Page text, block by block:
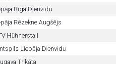
Riga Dienvidu
Rēzekne Augšējs
Hühnerstall
Liepāja Dienvidu
Trikāta